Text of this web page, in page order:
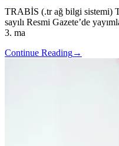
TRABİS (.tr ağ bilgi sistemi)
sayılı Resmi Gazete’de
3. ma
Continue Reading→